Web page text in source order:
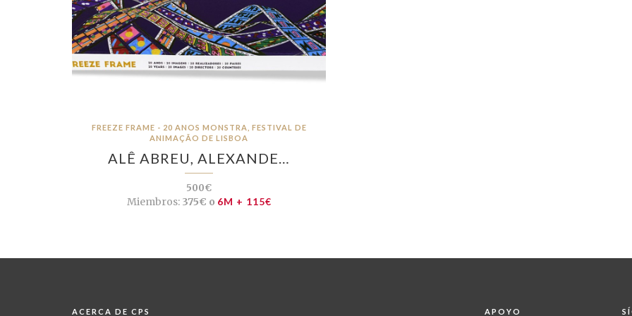
FREEZE FRAME - 20 ANOS MONSTRA, FESTIVAL DE
ANIMAÇÃO DE LISBOA
ALÊ ABREU, ALEXANDE…
500€
Miembros:375€ o 6M + 115€
ACERCA DE CPS APOYO